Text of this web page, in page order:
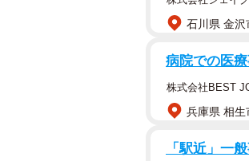
石川県 金沢
病院での医
株式会社BEST
兵庫県 相生
「駅近」一